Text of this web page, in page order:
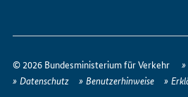
erreichen
Sie
© 2026 Bundesministerium für Verkehr
Datenschutz
Benutzerhinweise